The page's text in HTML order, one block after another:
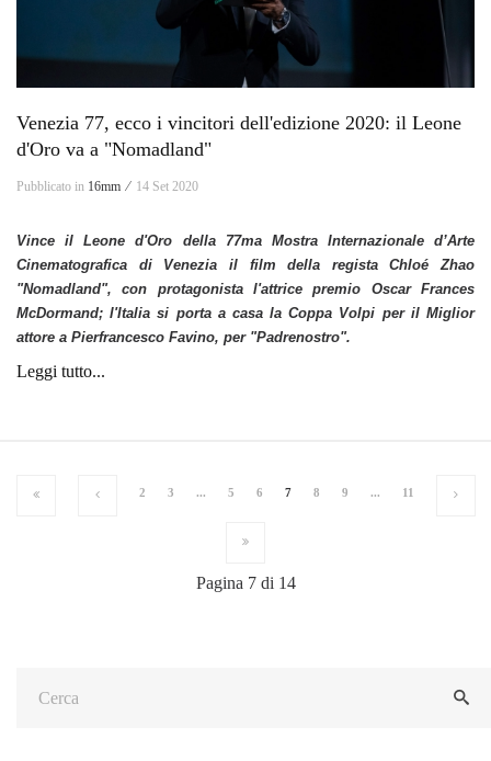
Venezia 77, ecco i vincitori dell'edizione 2020: il Leone
d'Oro va a "Nomadland"
Pubblicato in 16mm ⁄ 14 Set 2020
Vince il Leone d'Oro della 77ma Mostra Internazionale d’Arte
Cinematografica di Venezia il film della regista Chloé Zhao
"Nomadland", con protagonista l'attrice premio Oscar Frances
McDormand; l'Italia si porta a casa la Coppa Volpi per il Miglior
attore a Pierfrancesco Favino, per "Padrenostro".
Leggi tutto...
2 3 ... 5 6 7 8 9 ... 11
Pagina 7 di 14